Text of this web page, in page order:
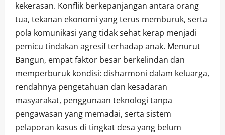
kekerasan. Konflik berkepanjangan antara orang
tua, tekanan ekonomi yang terus memburuk, serta
pola komunikasi yang tidak sehat kerap menjadi
pemicu tindakan agresif terhadap anak. Menurut
Bangun, empat faktor besar berkelindan dan
memperburuk kondisi: disharmoni dalam keluarga,
rendahnya pengetahuan dan kesadaran
masyarakat, penggunaan teknologi tanpa
pengawasan yang memadai, serta sistem
pelaporan kasus di tingkat desa yang belum